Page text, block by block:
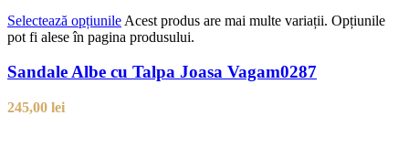
Selectează opțiunile Acest produs are mai multe variații. Opțiunile
pot fi alese în pagina produsului.
Sandale Albe cu Talpa Joasa Vagam0287
245,00 lei